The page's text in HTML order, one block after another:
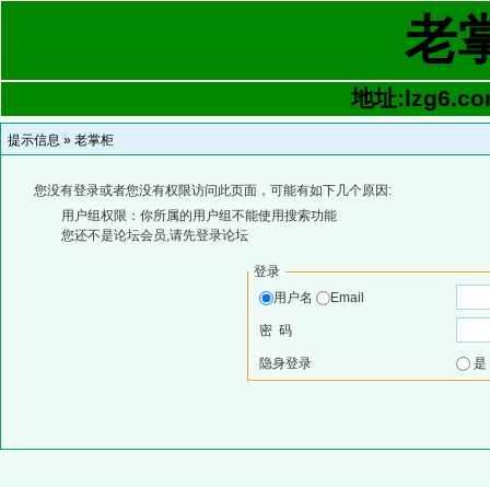
老
地址
提示信息 » 老掌柜
您没有登录或者您没有权限访问此页面，可能有如下几个原因:
用户组权限：你所属的用户组不能使用搜索功能
您还不是论坛会员,请先登录论坛
登录
用户名
Email
密 码
隐身登录